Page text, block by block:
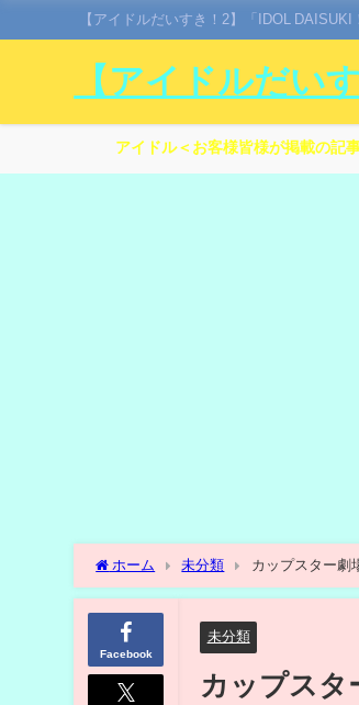
【アイドルだいすき！2】「IDOL DAISUKI
【アイドルだい
アイドル＜お客様皆様が掲載の記
ホーム 未分類 カップスター
Facebook
未分類
カップス